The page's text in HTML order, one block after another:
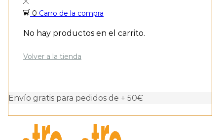
0 Carro de la compra
No hay productos en el carrito.
Volver a la tienda
Envío gratis para pedidos de + 50€